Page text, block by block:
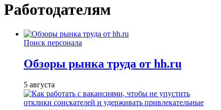
Работодателям
Поиск персонала
Обзоры рынка труда от hh.ru
5 августа